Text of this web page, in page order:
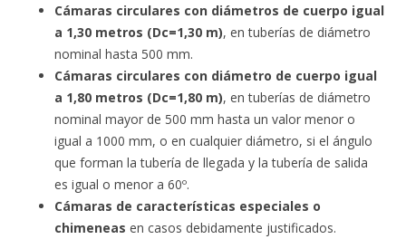
Cámaras circulares con diámetros de cuerpo igual
a 1,30 metros (Dc=1,30 m), en tuberías de diámetro
nominal hasta 500 mm.
Cámaras circulares con diámetro de cuerpo igual
a 1,80 metros (Dc=1,80 m), en tuberías de diámetro
nominal mayor de 500 mm hasta un valor menor o
igual a 1000 mm, o en cualquier diámetro, si el ángulo
que forman la tubería de llegada y la tubería de salida
es igual o menor a 60º.
Cámaras de características especiales o
chimeneas en casos debidamente justificados.